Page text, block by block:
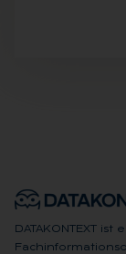
DATAKONTEXT